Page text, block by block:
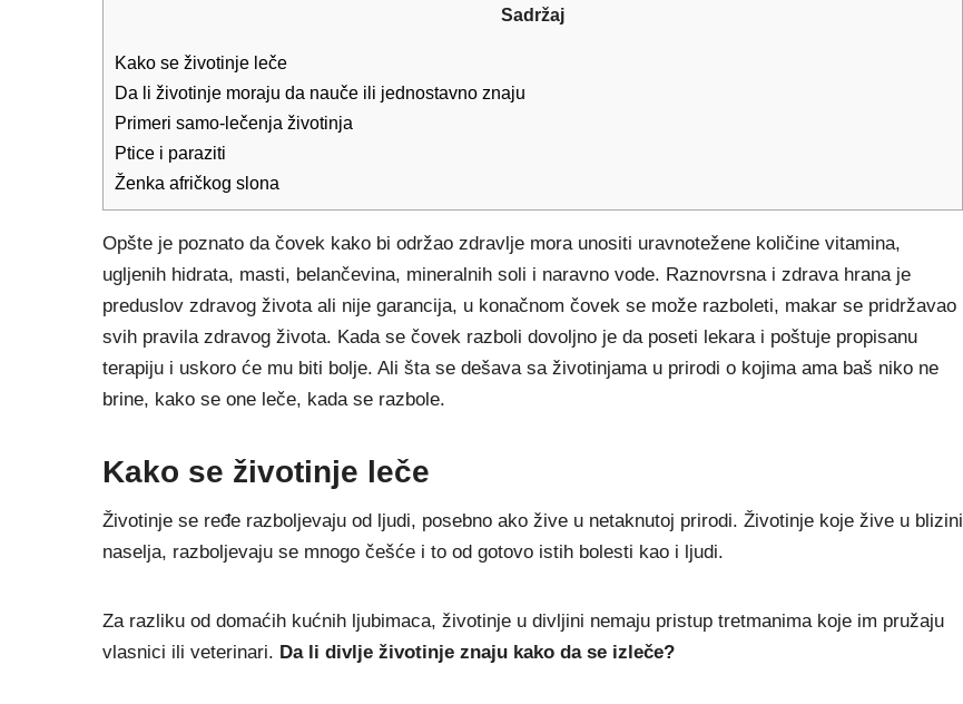
Sadržaj
Kako se životinje leče
Da li životinje moraju da nauče ili jednostavno znaju
Primeri samo-lečenja životinja
Ptice i paraziti
Ženka afričkog slona
Opšte je poznato da čovek kako bi održao zdravlje mora unositi uravnotežene količine vitamina,
ugljenih hidrata, masti, belančevina, mineralnih soli i naravno vode. Raznovrsna i zdrava hrana je
preduslov zdravog života ali nije garancija, u konačnom čovek se može razboleti, makar se pridržavao
svih pravila zdravog života. Kada se čovek razboli dovoljno je da poseti lekara i poštuje propisanu
terapiju i uskoro će mu biti bolje. Ali šta se dešava sa životinjama u prirodi o kojima ama baš niko ne
brine, kako se one leče, kada se razbole.
Kako se životinje leče
Životinje se ređe razboljevaju od ljudi, posebno ako žive u netaknutoj prirodi. Životinje koje žive u blizini
naselja, razboljevaju se mnogo češće i to od gotovo istih bolesti kao i ljudi.
Za razliku od domaćih kućnih lјubimaca, životinje u divlјini nemaju pristup tretmanima koje im pružaju
vlasnici ili veterinari. Da li divlјe životinje znaju kako da se izleče?